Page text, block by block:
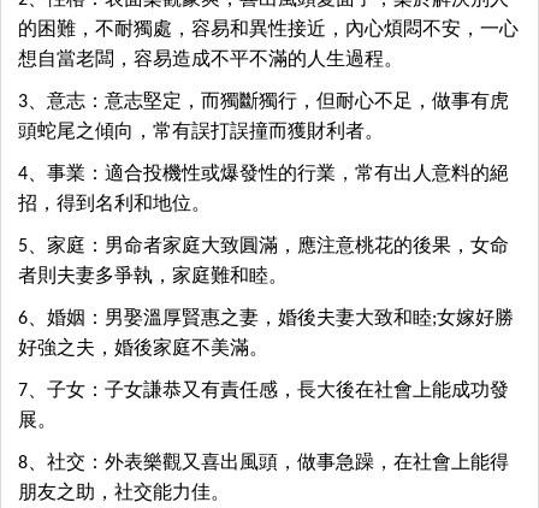
的困難，不耐獨處，容易和異性接近，內心煩悶不安，一心
想自當老闆，容易造成不平不滿的人生過程。
3、意志：意志堅定，而獨斷獨行，但耐心不足，做事有虎
頭蛇尾之傾向，常有誤打誤撞而獲財利者。
4、事業：適合投機性或爆發性的行業，常有出人意料的絕
招，得到名利和地位。
5、家庭：男命者家庭大致圓滿，應注意桃花的後果，女命
者則夫妻多爭執，家庭難和睦。
6、婚姻：男娶溫厚賢惠之妻，婚後夫妻大致和睦;女嫁好勝
好強之夫，婚後家庭不美滿。
7、子女：子女謙恭又有責任感，長大後在社會上能成功發
展。
8、社交：外表樂觀又喜出風頭，做事急躁，在社會上能得
朋友之助，社交能力佳。